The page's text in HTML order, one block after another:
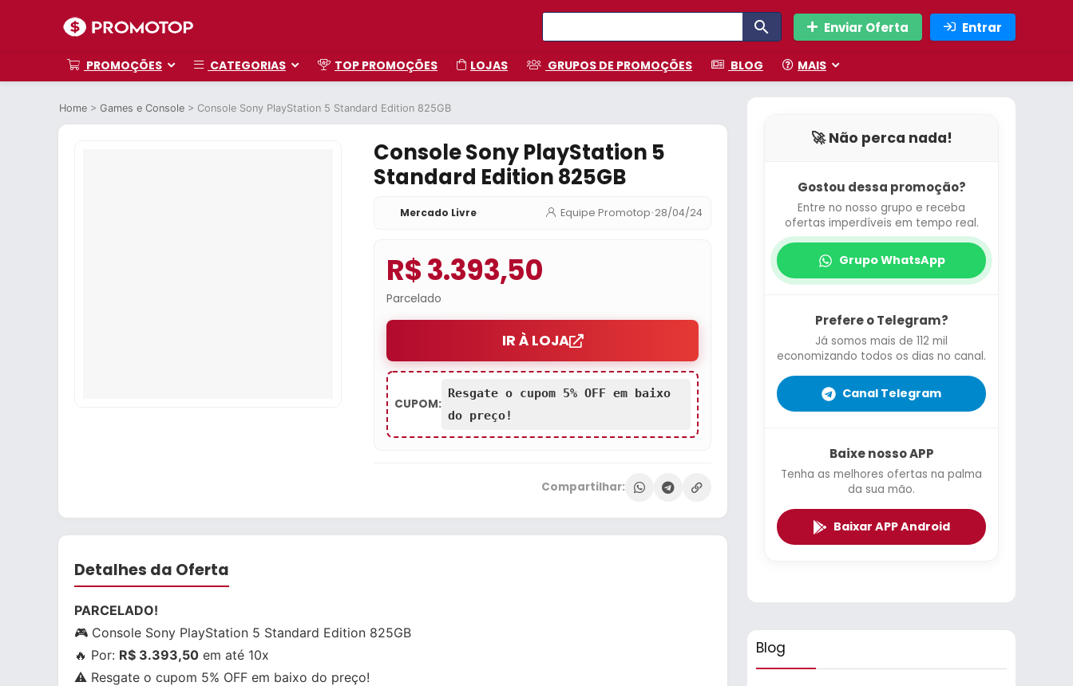
Enviar Oferta Entrar
PROMOÇÕES CATEGORIAS TOP PROMOÇÕES LOJAS GRUPOS DE PROMOÇÕES BLOG MAIS
Home > Games e Console > Console Sony PlayStation 5 Standard Edition 825GB
Console Sony PlayStation 5
Standard Edition 825GB
Mercado Livre Equipe Promotop•28/04/24
R$ 3.393,50
Parcelado
IR À LOJA
CUPOM:
Resgate o cupom 5% OFF em baixo
do preço!
Compartilhar:
Detalhes da Oferta
PARCELADO!
🎮 Console Sony PlayStation 5 Standard Edition 825GB
🔥 Por: R$ 3.393,50 em até 10x
⚠️ Resgate o cupom 5% OFF em baixo do preço!
🚀 Não perca nada!
Gostou dessa promoção?
Entre no nosso grupo e receba
ofertas imperdíveis em tempo real.
Grupo WhatsApp
Prefere o Telegram?
Já somos mais de 112 mil
economizando todos os dias no canal.
Canal Telegram
Baixe nosso APP
Tenha as melhores ofertas na palma
da sua mão.
Baixar APP Android
Blog